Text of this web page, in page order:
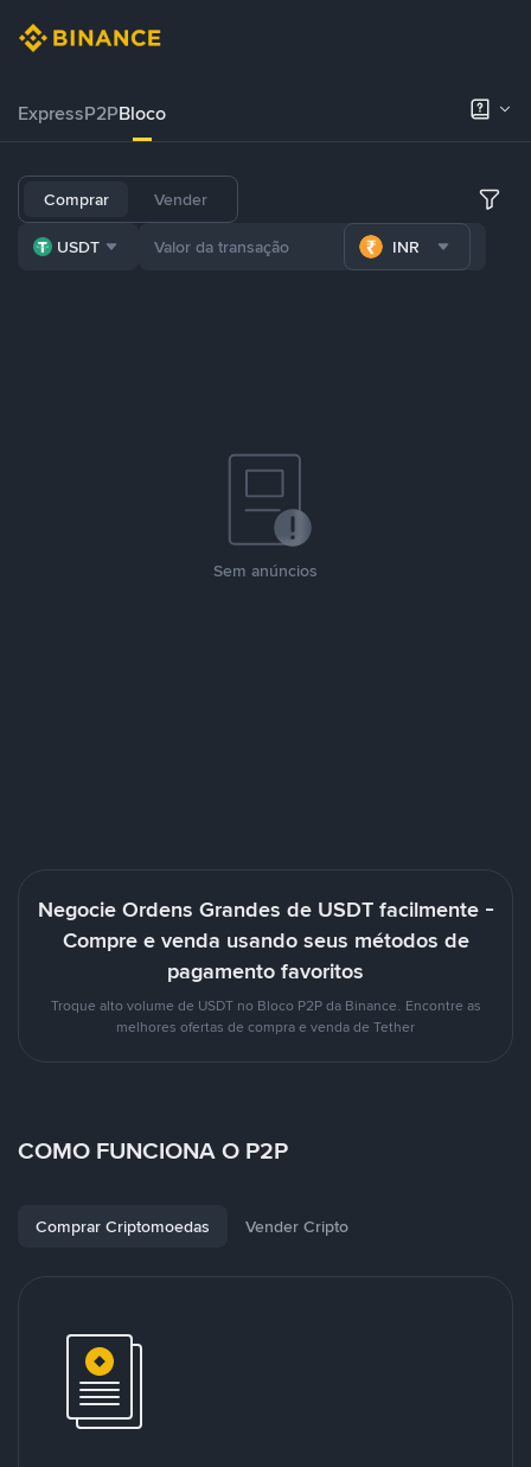
ExpressP2PBloco
Comprar Vender
USDT INR
Sem anúncios
Negocie Ordens Grandes de USDT facilmente -
Compre e venda usando seus métodos de
pagamento favoritos
Troque alto volume de USDT no Bloco P2P da Binance. Encontre as
melhores ofertas de compra e venda de Tether
COMO FUNCIONA O P2P
Comprar Criptomoedas Vender Cripto